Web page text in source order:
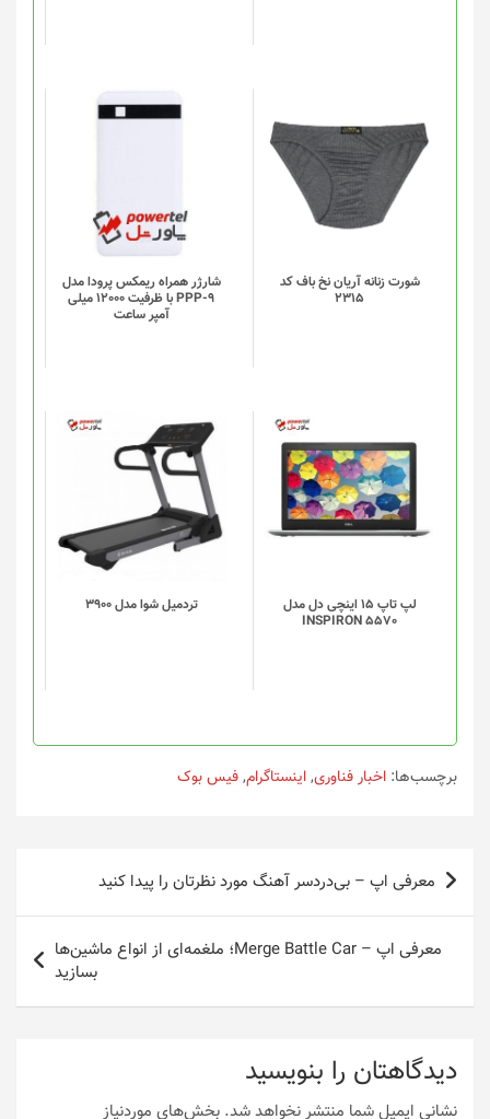
انتخاب
شوند
شورت زنانه آریان نخ باف کد
2315
این
محصول
دارای
انواع
مختلفی
می
گزینه
ها
محصول
انتخاب
شوند
شارژر همراه ریمکس پرودا مدل
PPP-9 با ظرفیت 12000 میلی
آمپر ساعت
لپ تاپ 15 اینچی دل مدل
INSPIRON 5570
تردميل شوا مدل 3900
برچسب‌ها: اخبار فناوری,اینستاگرام,فیس بوک
راهبری
نوشته
معرفی اپ – بی‌دردسر آهنگ مورد نظرتان را پیدا کنید
معرفی اپ – Merge Battle Car؛ ملغمه‌ای از انواع ماشین‌ها
بسازید
دیدگاهتان را بنویسید
نشانی ایمیل شما منتشر نخواهد شد. بخش‌های موردنیاز